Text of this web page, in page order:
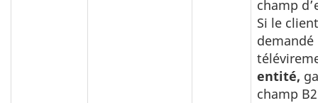
champ
Si le
demandé
entité,
champ